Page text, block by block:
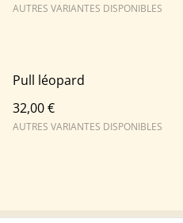
AUTRES VARIANTES DISPONIBLES
Pull léopard
32,00 €
AUTRES VARIANTES DISPONIBLES